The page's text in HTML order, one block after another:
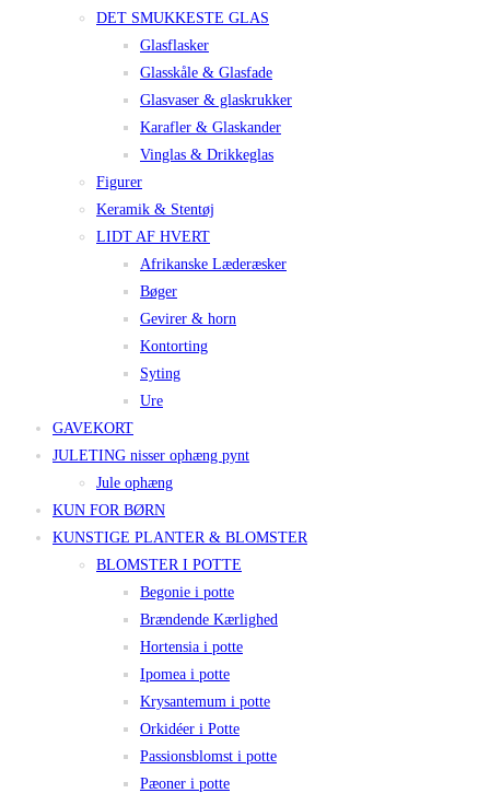
DET SMUKKESTE GLAS
Glasflasker
Glasskåle & Glasfade
Glasvaser & glaskrukker
Karafler & Glaskander
Vinglas & Drikkeglas
Figurer
Keramik & Stentøj
LIDT AF HVERT
Afrikanske Læderæsker
Bøger
Gevirer & horn
Kontorting
Syting
Ure
GAVEKORT
JULETING nisser ophæng pynt
Jule ophæng
KUN FOR BØRN
KUNSTIGE PLANTER & BLOMSTER
BLOMSTER I POTTE
Begonie i potte
Brændende Kærlighed
Hortensia i potte
Ipomea i potte
Krysantemum i potte
Orkidéer i Potte
Passionsblomst i potte
Pæoner i potte